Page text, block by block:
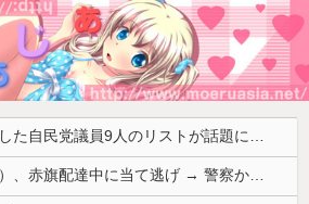
高市内閣の方針に反対した自民党議員9人のリストが話題に、「岩屋はどこへ行った？」との指摘もあるが……
岩手県宮古市議（共産）、赤旗配達中に当て逃げ → 警察から連絡が来て宮古署を訪れ事情聴取